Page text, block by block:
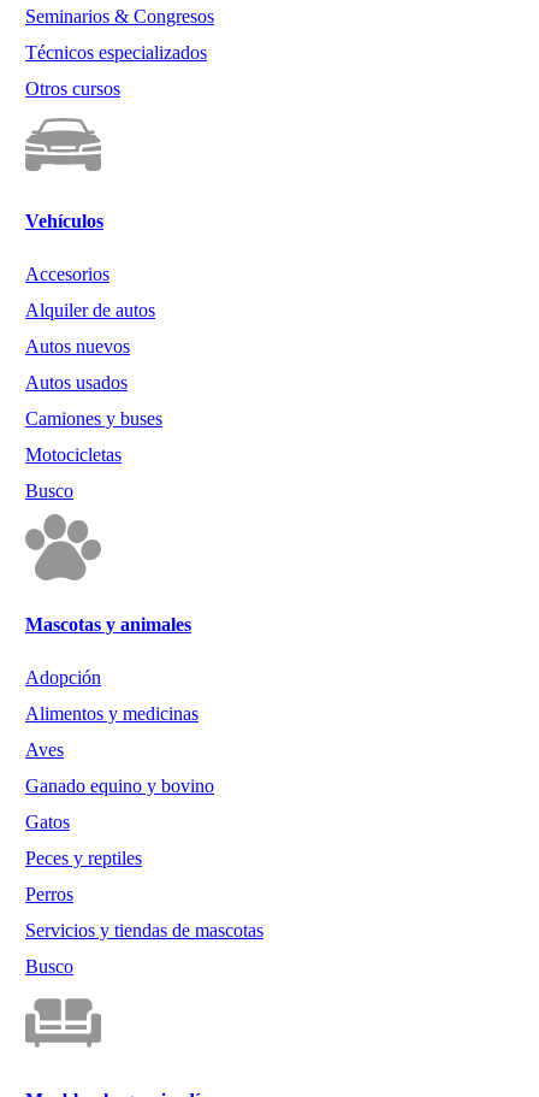
Seminarios & Congresos
Técnicos especializados
Otros cursos
Vehículos
Accesorios
Alquiler de autos
Autos nuevos
Autos usados
Camiones y buses
Motocicletas
Busco
Mascotas y animales
Adopción
Alimentos y medicinas
Aves
Ganado equino y bovino
Gatos
Peces y reptiles
Perros
Servicios y tiendas de mascotas
Busco